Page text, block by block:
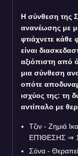
Η σύνθεση της
ανανέωσης με
φτιάχνετε κάθε
είναι
αξιόπιστη από
μια σύνθεση
οπότε
ισχύος της: τη
αντίπαλο με
Τζιν - Ζημιά
ΕΠΊΘΕΣΗΣ ⇒
Σόνα -